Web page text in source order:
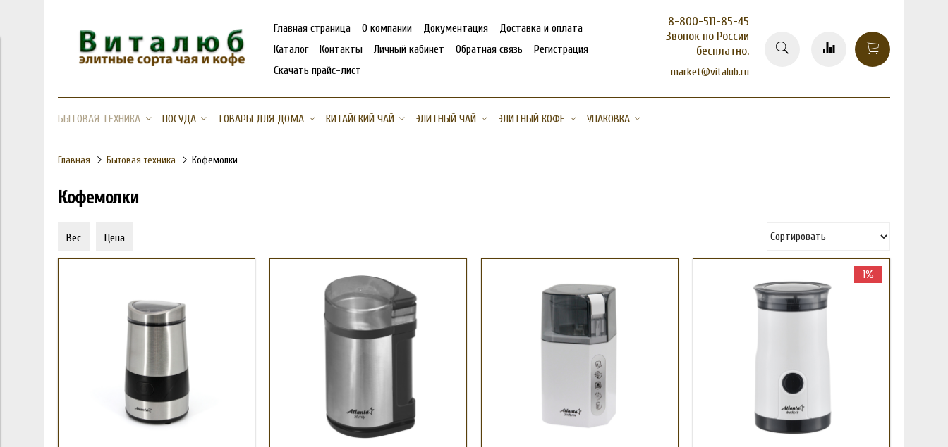
Главная страница О компании Документация
Доставка и оплата
Каталог
Контакты Личный кабинет Обратная связь
Регистрация
Скачать прайс-лист
8-800-511-85-45
Звонок по России
бесплатно.
market@vitalub.ru
БЫТОВАЯ ТЕХНИКА ПОСУДА ТОВАРЫ ДЛЯ ДОМА КИТАЙСКИЙ ЧАЙ ЭЛИТНЫЙ ЧАЙ ЭЛИТНЫЙ КОФЕ УПАКОВКА
Главная Бытовая техника Кофемолки
Кофемолки
Вес Цена
1%